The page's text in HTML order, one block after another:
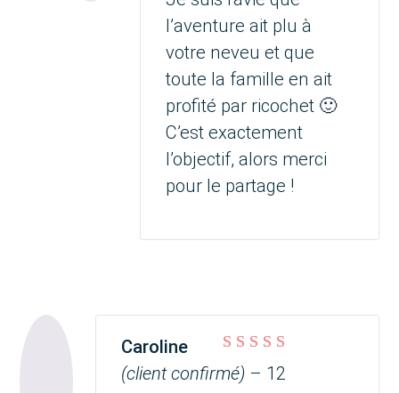
l’aventure ait plu à
votre neveu et que
toute la famille en ait
profité par ricochet 🙂
C’est exactement
l’objectif, alors merci
pour le partage !
Note sur 5
Caroline
(client confirmé) – 12